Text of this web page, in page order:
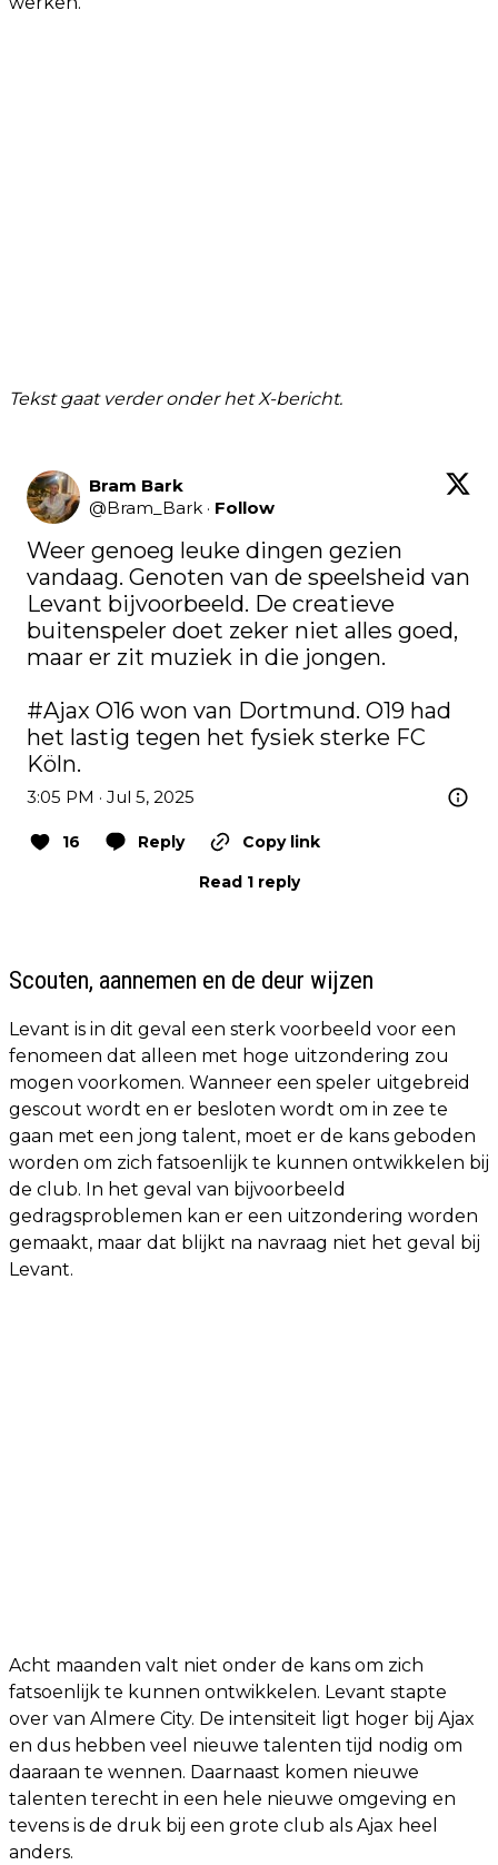
Tekst gaat verder onder het X-bericht.
Bram Bark
@Bram_Bark · Follow
Weer genoeg leuke dingen gezien
vandaag. Genoten van de speelsheid van
Levant bijvoorbeeld. De creatieve
buitenspeler doet zeker niet alles goed,
maar er zit muziek in die jongen.
#Ajax O16 won van Dortmund. O19 had
het lastig tegen het fysiek sterke FC
Köln.
3:05 PM · Jul 5, 2025
16 Reply
Copy link
Read 1 reply
Scouten, aannemen en de deur wijzen
Levant is in dit geval een sterk voorbeeld voor een
fenomeen dat alleen met hoge uitzondering zou
mogen voorkomen. Wanneer een speler uitgebreid
gescout wordt en er besloten wordt om in zee te
gaan met een jong talent, moet er de kans geboden
worden om zich fatsoenlijk te kunnen ontwikkelen bij
de club. In het geval van bijvoorbeeld
gedragsproblemen kan er een uitzondering worden
gemaakt, maar dat blijkt na navraag niet het geval bij
Levant.
Acht maanden valt niet onder de kans om zich
fatsoenlijk te kunnen ontwikkelen. Levant stapte
over van Almere City. De intensiteit ligt hoger bij Ajax
en dus hebben veel nieuwe talenten tijd nodig om
daaraan te wennen. Daarnaast komen nieuwe
talenten terecht in een hele nieuwe omgeving en
tevens is de druk bij een grote club als Ajax heel
anders.